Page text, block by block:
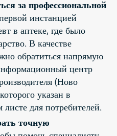
за профессиональной
инстанцией
в аптеке, где было
В качестве
обратиться напрямую
центр
(Ново
указан в
для потребителей.
точную